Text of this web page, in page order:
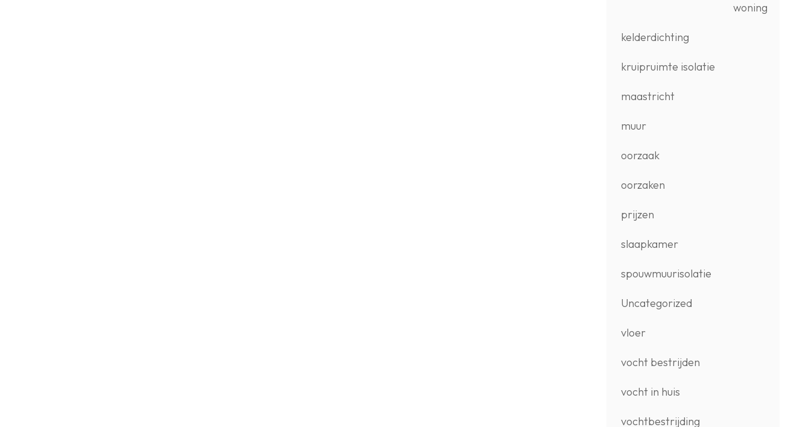
woning
kelderdichting
kruipruimte isolatie
maastricht
muur
oorzaak
oorzaken
prijzen
slaapkamer
spouwmuurisolatie
Uncategorized
vloer
vocht bestrijden
vocht in huis
vochtbestrijding